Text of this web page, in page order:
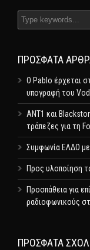
ΠΡΌΣΦΑΤΑ
Ο Pablo έρχεται
υπογραφή του
ΑΝΤ1 και
τράπεζες για τη
Συμφωνία ΕΛΔΟ
Προς υλοποίηση
Προσπάθεια για
ραδιοφωνικούς
ΠΡΌΣΦΑΤΑ